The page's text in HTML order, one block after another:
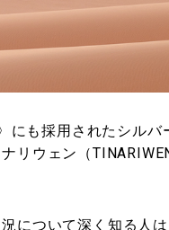
にも採用されたシルバ
リウェン（
について深く知る人は